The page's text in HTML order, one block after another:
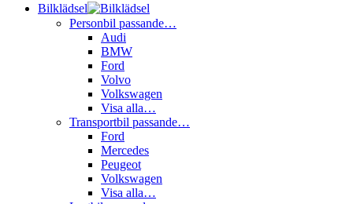
Bilklädsel
Personbil passande…
Audi
BMW
Ford
Volvo
Volkswagen
Visa alla…
Transportbil passande…
Ford
Mercedes
Peugeot
Volkswagen
Visa alla…